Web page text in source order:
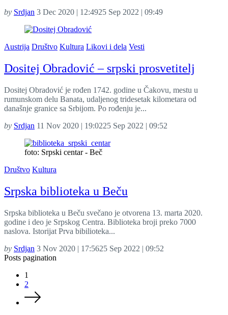
by Srdjan 3 Dec 2020 | 12:4925 Sep 2022 | 09:49
Austrija Društvo Kultura Likovi i dela Vesti
Dositej Obradović – srpski prosvetitelj
Dositej Obradović je rođen 1742. godine u Čakovu, mestu u
rumunskom delu Banata, udaljenog tridesetak kilometara od
današnje granice sa Srbijom. Po rođenju je...
by Srdjan 11 Nov 2020 | 19:0225 Sep 2022 | 09:52
foto: Srpski centar - Beč
Društvo Kultura
Srpska biblioteka u Beču
Srpska biblioteka u Beču svečano je otvorena 13. marta 2020.
godine i deo je Srpskog Centra. Biblioteka broji preko 7000
naslova. Istorijat Prva bibilioteka...
by Srdjan 3 Nov 2020 | 17:5625 Sep 2022 | 09:52
Posts pagination
1
2